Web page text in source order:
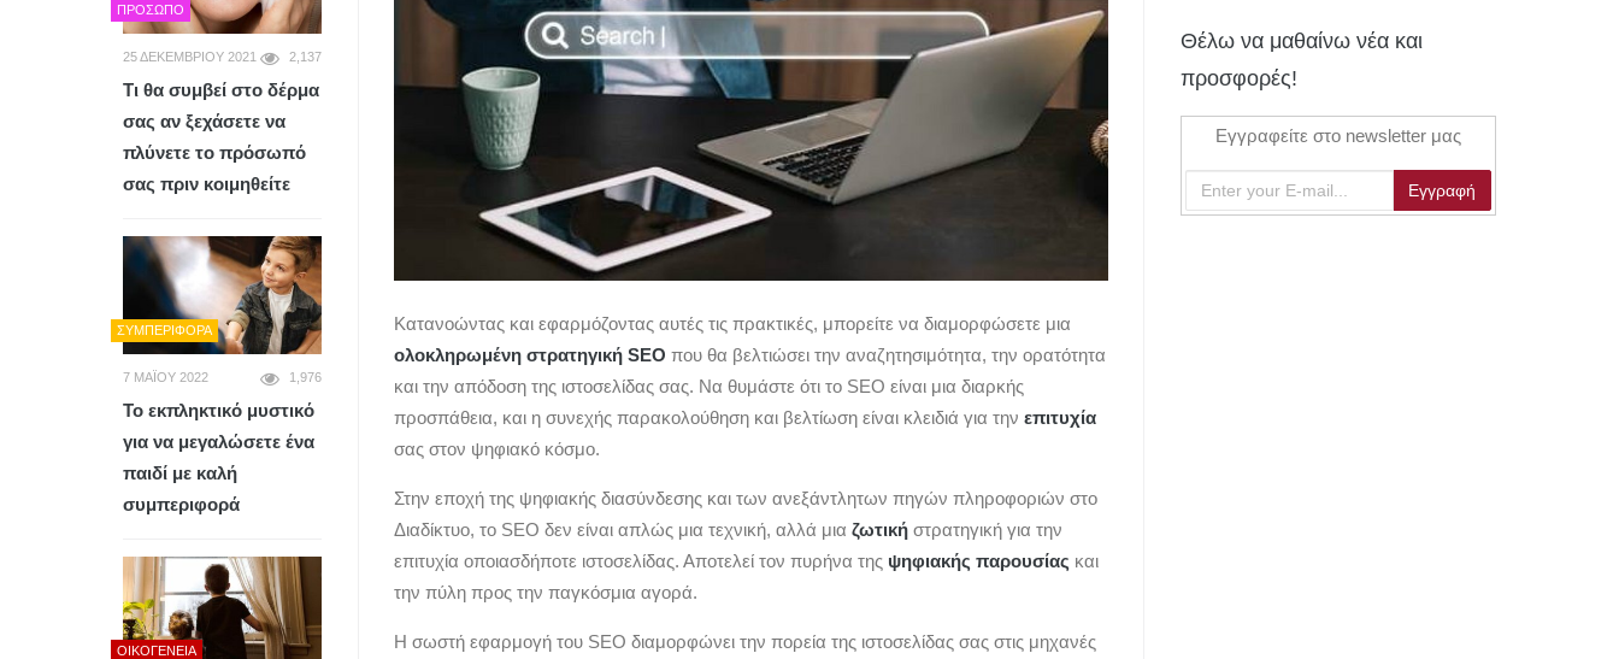
Κατανοώντας και εφαρμόζοντας αυτές τις πρακτικές, μπορείτε να διαμορφώσετε μια
ολοκληρωμένη στρατηγική SEO που θα βελτιώσει την αναζητησιμότητα, την ορατότητα
και την απόδοση της ιστοσελίδας σας. Να θυμάστε ότι το SEO είναι μια διαρκής
προσπάθεια, και η συνεχής παρακολούθηση και βελτίωση είναι κλειδιά για την επιτυχία
σας στον ψηφιακό κόσμο.
Στην εποχή της ψηφιακής διασύνδεσης και των ανεξάντλητων πηγών πληροφοριών στο
Διαδίκτυο, το SEO δεν είναι απλώς μια τεχνική, αλλά μια ζωτική στρατηγική για την
επιτυχία οποιασδήποτε ιστοσελίδας. Αποτελεί τον πυρήνα της ψηφιακής παρουσίας και
την πύλη προς την παγκόσμια αγορά.
Η σωστή εφαρμογή του SEO διαμορφώνει την πορεία της ιστοσελίδας σας στις μηχανές
Θέλω να μαθαίνω νέα και
προσφορές!
Εγγραφείτε στο newsletter μας
ΠΡΌΣΩΠΟ
25 ΔΕΚΕΜΒΡΊΟΥ 2021 2,137
Τι θα συμβεί στο δέρμα
σας αν ξεχάσετε να
πλύνετε το πρόσωπό
σας πριν κοιμηθείτε
ΣΥΜΠΕΡΙΦΟΡΆ
7 ΜΑΪ́ΟΥ 2022 1,976
Το εκπληκτικό μυστικό
για να μεγαλώσετε ένα
παιδί με καλή
συμπεριφορά
ΟΙΚΟΓΈΝΕΙΑ